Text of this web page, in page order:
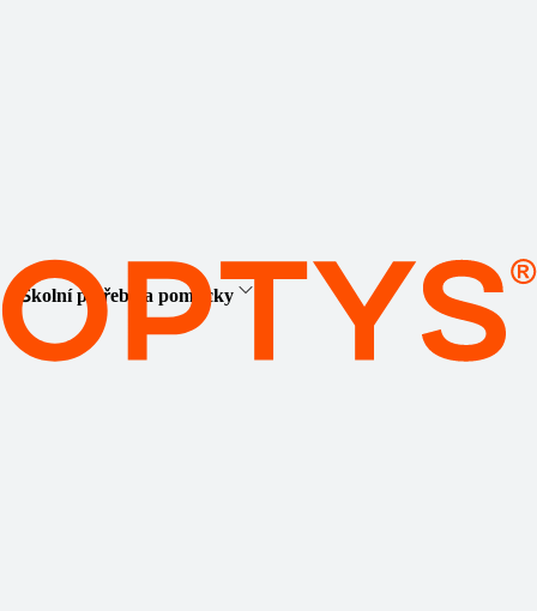
Školní potřeby a pomůcky